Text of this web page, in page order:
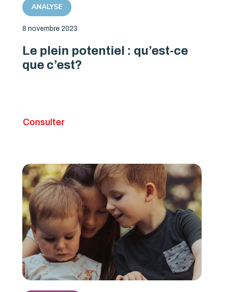
ANALYSE
8 novembre 2023
Le plein potentiel : qu’est-ce
que c’est?
Consulter